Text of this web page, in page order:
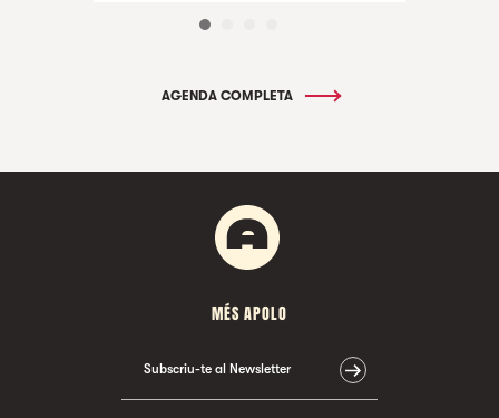
AGENDA COMPLETA
MÉS APOLO
Subscriu-te al Newsletter